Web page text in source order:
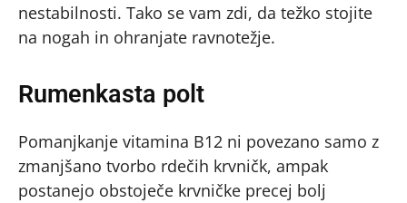
nestabilnosti. Tako se vam zdi, da težko stojite
na nogah in ohranjate ravnotežje.
Rumenkasta polt
Pomanjkanje vitamina B12 ni povezano samo z
zmanjšano tvorbo rdečih krvničk, ampak
postanejo obstoječe krvničke precej bolj